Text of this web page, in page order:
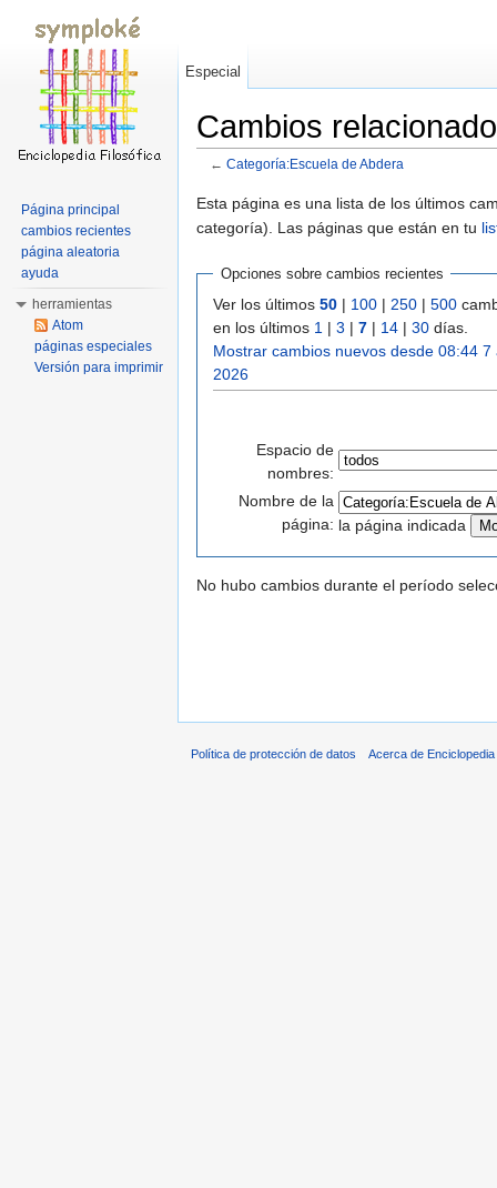
Cambios
← Categoría:Escuela de Abdera
Esta página es una lista de los últimos
categoría). Las páginas que están en tu
Opciones sobre cambios recientes
Ver los últimos 50 | 100 | 250 | 500
en los últimos 1 | 3 | 7 | 14 | 30 días.
Mostrar cambios nuevos desde 08:44 7
2026
Espacio de
nombres:
Nombre de la
página: la página indicada
No hubo cambios durante el período
Especial
Página principal
cambios recientes
página aleatoria
ayuda
herramientas
Atom
páginas especiales
Versión para imprimir
Política de protección de datos Acerca de